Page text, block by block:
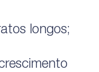
longos;